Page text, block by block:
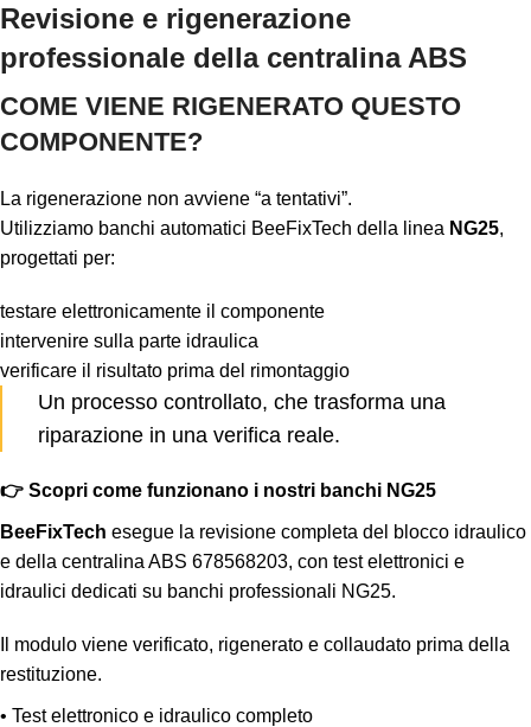
Revisione e rigenerazione
professionale della centralina ABS
COME VIENE RIGENERATO QUESTO
COMPONENTE?
La rigenerazione non avviene “a tentativi”.
Utilizziamo banchi automatici BeeFixTech della linea NG25,
progettati per:
testare elettronicamente il componente
intervenire sulla parte idraulica
verificare il risultato prima del rimontaggio
Un processo controllato, che trasforma una
riparazione in una verifica reale.
👉 Scopri come funzionano i nostri banchi NG25
BeeFixTech esegue la revisione completa del blocco idraulico
e della centralina ABS 678568203, con test elettronici e
idraulici dedicati su banchi professionali NG25.
Il modulo viene verificato, rigenerato e collaudato prima della
restituzione.
• Test elettronico e idraulico completo